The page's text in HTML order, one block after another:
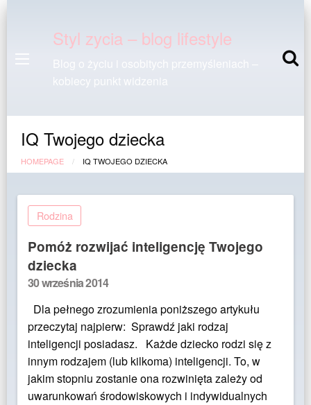
Styl zycia – blog lifestyle
Blog o życiu i osobitych przemyśleniach –
kobiecy punkt widzenia
IQ Twojego dziecka
HOMEPAGE IQ TWOJEGO DZIECKA
Rodzina
Pomóż rozwijać inteligencję Twojego
dziecka
Posted
30 września 2014
Dla pełnego zrozumienia poniższego artykułu
przeczytaj najpierw: Sprawdź jaki rodzaj
inteligencji posiadasz. Każde dziecko rodzi się z
innym rodzajem (lub kilkoma) inteligencji. To, w
jakim stopniu zostanie ona rozwinięta zależy od
uwarunkowań środowiskowych i indywidualnych